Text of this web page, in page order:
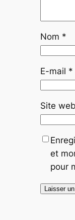
Nom *
E-mail *
Site web
et
pour